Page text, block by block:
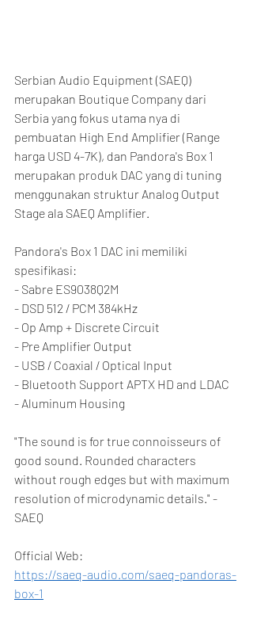
Serbian Audio Equipment (SAEQ)
merupakan Boutique Company dari
Serbia yang fokus utama nya di
pembuatan High End Amplifier (Range
harga USD 4-7K), dan Pandora's Box 1
merupakan produk DAC yang di tuning
menggunakan struktur Analog Output
Stage ala SAEQ Amplifier.
Pandora's Box 1 DAC ini memiliki
spesifikasi:
- Sabre ES9038Q2M
- DSD 512 / PCM 384kHz
- Op Amp + Discrete Circuit
- Pre Amplifier Output
- USB / Coaxial / Optical Input
- Bluetooth Support APTX HD and LDAC
- Aluminum Housing
"The sound is for true connoisseurs of
good sound. Rounded characters
without rough edges but with maximum
resolution of microdynamic details." -
SAEQ
Official Web:
https://saeq-audio.com/saeq-pandoras-
box-1